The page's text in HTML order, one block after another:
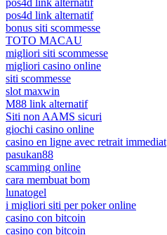
pos4d link alternatif
bonus siti scommesse
TOTO MACAU
migliori siti scommesse
migliori casino online
siti scommesse
slot maxwin
M88 link alternatif
Siti non AAMS sicuri
giochi casino online
casino en ligne avec retrait immediat
pasukan88
scamming online
cara membuat bom
lunatogel
i migliori siti per poker online
casino con bitcoin
casino con bitcoin